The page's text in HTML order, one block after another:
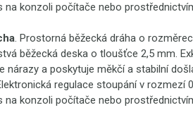
na konzoli počítače nebo
. Prostorná běžecká dráha o
běžecká deska o tloušťce 2,5 mm.
nárazy a poskytuje měkčí a stabilní
regulace stoupání v rozmezí
na konzoli počítače nebo